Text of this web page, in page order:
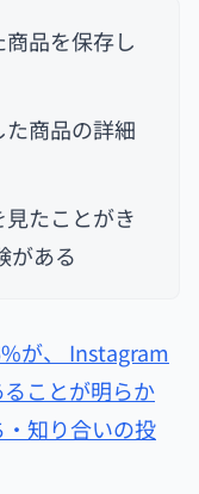
品を保存し
商品の詳細
たことがき
がある
が、 Instagram
ことが明らか
知り合いの投